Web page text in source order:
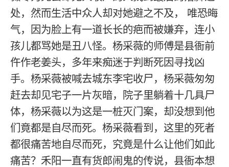
处，然而生活中众人却对她避之不及， 唯恐晦
气，因为脸上有一道长长的疤而被嫌弃，连小
孩儿都骂她是丑八怪。杨采薇的师傅是县衙前
仵作老姜头，多年来痴迷于判断死因寻找凶
手。杨采薇被喊去城东李宅收尸，杨采薇匆匆
赶去却见宅子一片灰暗，院子里躺着十几具尸
体，杨采薇以为这是一桩灭门案，却没想到他
们竟都是自尽而死。杨采薇看到，这里的死者
都很痛苦地自尽而死，究竟是什么让他们如此
痛苦？禾阳一直有货郎闹鬼的传说，县衙本想